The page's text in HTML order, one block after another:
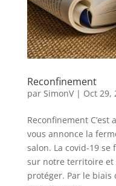
Reconfinement
par SimonV| Oct 29,
Reconfinement
vous annonce la
salon. La covid-19
sur notre territoire et
protéger. Par le